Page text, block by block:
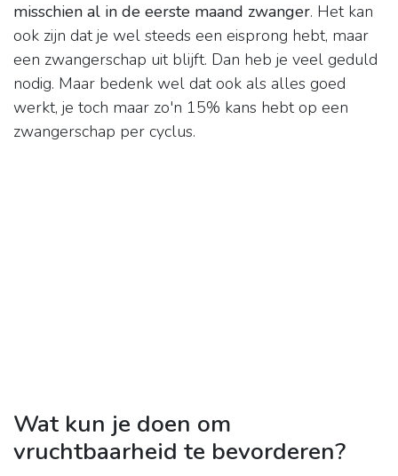
misschien al in de eerste maand zwanger. Het kan
ook zijn dat je wel steeds een eisprong hebt, maar
een zwangerschap uit blijft. Dan heb je veel geduld
nodig. Maar bedenk wel dat ook als alles goed
werkt, je toch maar zo'n 15% kans hebt op een
zwangerschap per cyclus.
Wat kun je doen om
vruchtbaarheid te bevorderen?